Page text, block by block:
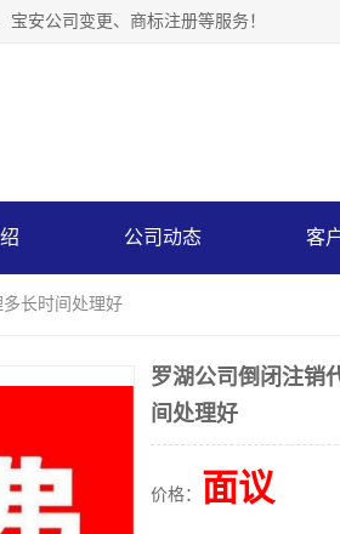
安公司变更、商标注册等服务！
公司动态 客
长时间处理好
罗湖公司倒闭注销
间处理好
价格： 面议